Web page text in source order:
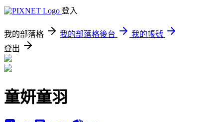
登入
我的部落格 我的部落格後台
我的帳號
登出
童妍童羽